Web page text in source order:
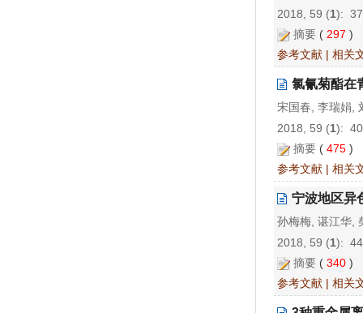
2018, 59 (1):
摘要 ( 297 )
参考文献 | 相关
氯氰菊酯在
宋国春, 李瑞娟,
2018, 59 (1):
摘要 ( 475 )
参考文献 | 相关
宁波地区异
孙梅梅, 谌江华,
2018, 59 (1):
摘要 ( 340 )
参考文献 | 相关